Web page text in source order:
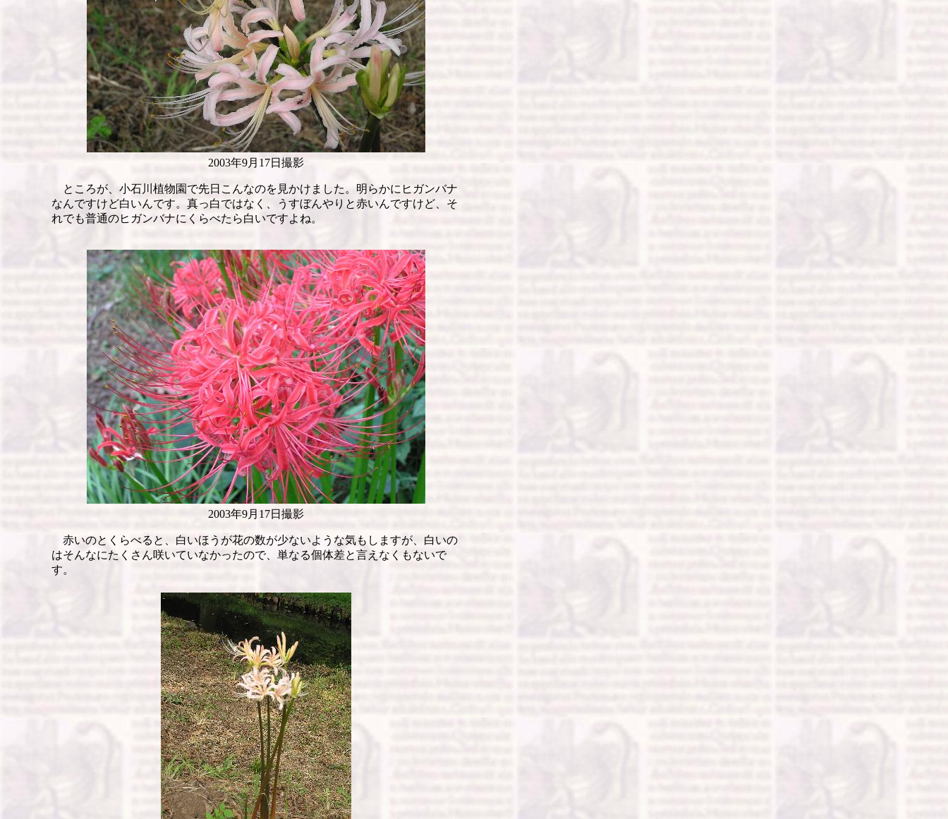
2003年9月17日撮影
ところが、小石川植物園で先日こんなのを見かけました。明らかにヒガンバナ
なんですけど白いんです。真っ白ではなく、うすぼんやりと赤いんですけど、そ
れでも普通のヒガンバナにくらべたら白いですよね。
2003年9月17日撮影
赤いのとくらべると、白いほうが花の数が少ないような気もしますが、白いの
はそんなにたくさん咲いていなかったので、単なる個体差と言えなくもないで
す。